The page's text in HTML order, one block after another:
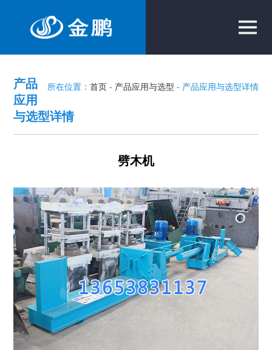
所在位置：首页 - 产品应用与选型 - 产品应用与选型详情
产品
应用
与选型详情
劈木机